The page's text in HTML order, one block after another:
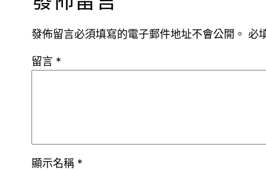
發佈留言必須填寫的電子郵件地址不會公開。 必
留言 *
顯示名稱 *